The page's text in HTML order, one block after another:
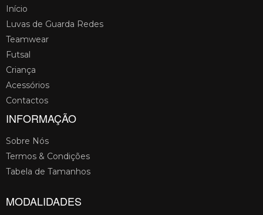
Início
Luvas de Guarda Redes
Teamwear
Futsal
Criança
Acessórios
Contactos
INFORMAÇÃO
Sobre Nós
Termos & Condições
Tabela de Tamanhos
MODALIDADES